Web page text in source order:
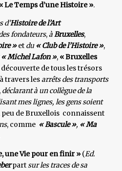
Le Temps d’une Histoire ».
d’Histoire de l’Art
fondateurs,àBruxelles,
»et du « Club de l’Histoire »,
« Michel Lafon », « Bruxelles
de tous les trésors
travers lesarrêts des transports
déclarant à un collègue de la
mes lignes, les gens soient
peu de Bruxellois connaissent
, comme « Bascule », « Ma
une Vie pour en finir » (Ed.
partsur les traces de sa